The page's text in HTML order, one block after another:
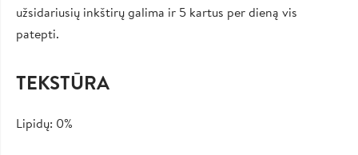
užsidariusių inkštirų galima ir 5 kartus per dieną vis
patepti.
TEKSTŪRA
Lipidų: 0%